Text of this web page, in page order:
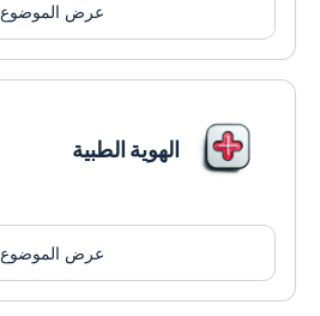
عرض الموضوع
الهوية الطبية
عرض الموضوع